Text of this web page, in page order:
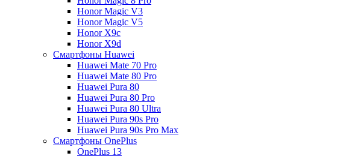
Honor Magic V3
Honor Magic V5
Honor X9c
Honor X9d
Смартфоны Huawei
Huawei Mate 70 Pro
Huawei Mate 80 Pro
Huawei Pura 80
Huawei Pura 80 Pro
Huawei Pura 80 Ultra
Huawei Pura 90s Pro
Huawei Pura 90s Pro Max
Смартфоны OnePlus
OnePlus 13